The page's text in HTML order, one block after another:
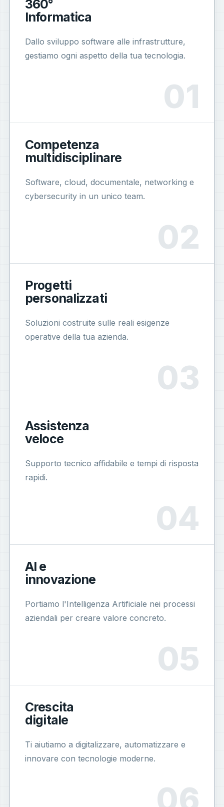
360°
Informatica
Dallo sviluppo software alle infrastrutture,
gestiamo ogni aspetto della tua tecnologia.
Competenza
multidisciplinare
Software, cloud, documentale, networking e
cybersecurity in un unico team.
Progetti
personalizzati
Soluzioni costruite sulle reali esigenze
operative della tua azienda.
Assistenza
veloce
Supporto tecnico affidabile e tempi di risposta
rapidi.
AI e
innovazione
Portiamo l'Intelligenza Artificiale nei processi
aziendali per creare valore concreto.
Crescita
digitale
Ti aiutiamo a digitalizzare, automatizzare e
innovare con tecnologie moderne.